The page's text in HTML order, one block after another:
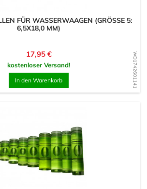
WD1742601141
FÜR WASSERWAAGEN (GRÖSSE 5: 6
,5X18,0 MM)
Preis
17,95 €
kostenloser Versand!
In den Warenkorb